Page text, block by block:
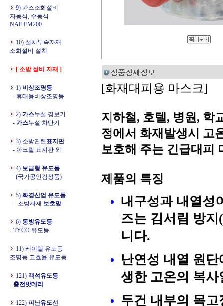
9) 가스소화설비
자동식, 수동식
NAF FM200
10) 설치부속자재
소화설비 설치
[ 소방 설비 자재 ]
1) 비상조명등
- 휴대용비상조명등
2) 가스누설 경보기
- 가스누설 차단기
3) 소방관련 표지판
- 아크릴 표지판 외
4) 보급형 유도등
(국가공인검정품)
5) 화경산업 유도등
- 소방자재 보호망
6) 동방유도등
- TYCO 유도등
11) 케이텔 유도등
조명등 고효율 유도등
121) 객석유도등
- 충전밧데리
122) 피난유도선
[화재대피용 마스크]
지하철, 호텔, 병원, 학
정에서 화재발생시 고
보호해 주는 긴급대피
제품의 특징
내구성과 내열성
즈는 김서림 방
니다.
난연성 내열 원
생한 고온의 복
두건 내부의 목